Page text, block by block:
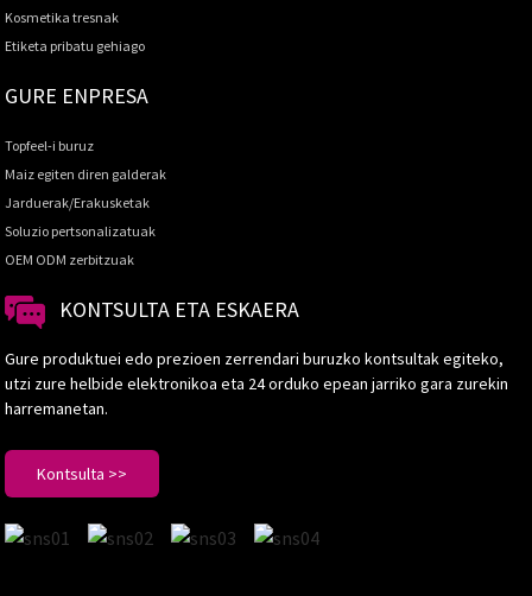
Kosmetika tresnak
Etiketa pribatu gehiago
GURE ENPRESA
Topfeel-i buruz
Maiz egiten diren galderak
Jarduerak/Erakusketak
Soluzio pertsonalizatuak
OEM ODM zerbitzuak
KONTSULTA ETA ESKAERA
Gure produktuei edo prezioen zerrendari buruzko kontsultak egiteko,
utzi zure helbide elektronikoa eta 24 orduko epean jarriko gara zurekin
harremanetan.
Kontsulta >>